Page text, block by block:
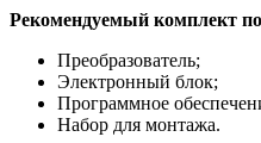
Рекомендуемый комплект
Преобразователь;
Электронный блок;
Программное
Набор для монтажа.